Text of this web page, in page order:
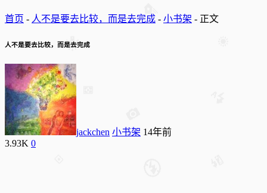
首页 - 人不是要去比较，而是去完成 - 小书架 - 正文
人不是要去比较，而是去完成
jackchen 小书架 14年前
3.93K 0